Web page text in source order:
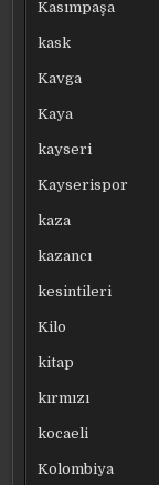
Kasımpaşa
kask
Kavga
Kaya
kayseri
Kayserispor
kaza
kazancı
kesintileri
Kilo
kitap
kırmızı
kocaeli
Kolombiya